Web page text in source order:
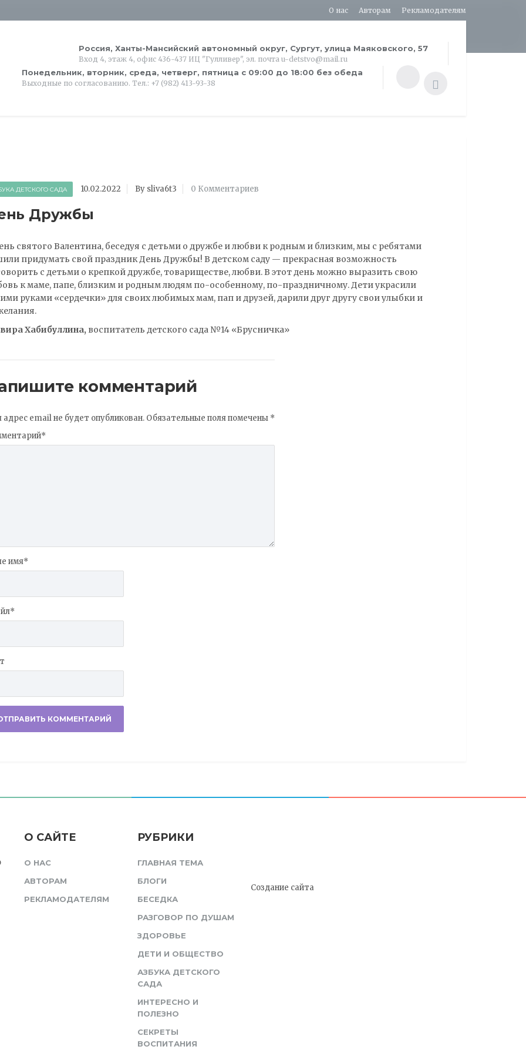
О нас Авторам Рекламодателям
Россия, Ханты-Мансийский автономный округ, Сургут, улица Маяковского, 57
Вход 4, этаж 4, офис 436-437 ИЦ "Гулливер", эл. почта u-detstvo@mail.ru
Понедельник, вторник, среда, четверг, пятница с 09:00 до 18:00 без обеда
Выходные по согласованию. Тел.: +7 (982) 413-93-38
ДЕТСКОГО САДА 10.02.2022 By sliva6t3 0 Комментариев
Дружбы
святого Валентина, беседуя с детьми о дружбе и любви к родным и близким, мы с ребятами
придумать свой праздник День Дружбы! В детском саду — прекрасная возможность
с детьми о крепкой дружбе, товариществе, любви. В этот день можно выразить свою
к маме, папе, близким и родным людям по-особенному, по-праздничному. Дети украсили
руками «сердечки» для своих любимых мам, пап и друзей, дарили друг другу свои улыбки и
Хабибуллина, воспитатель детского сада №14 «Брусничка»
комментарий
адрес email не будет опубликован. Обязательные поля помечены *
*
имя*
*
О САЙТЕ
О НАС
АВТОРАМ
РЕКЛАМОДАТЕЛЯМ
РУБРИКИ
ГЛАВНАЯ ТЕМА
БЛОГИ
БЕСЕДКА
РАЗГОВОР ПО ДУШАМ
ЗДОРОВЬЕ
ДЕТИ И ОБЩЕСТВО
АЗБУКА ДЕТСКОГО
САДА
ИНТЕРЕСНО И
ПОЛЕЗНО
СЕКРЕТЫ
ВОСПИТАНИЯ
Создание сайта